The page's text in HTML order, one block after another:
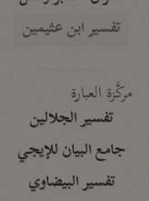
تفسير ابن عثيمين
مركَّزة العبارة
تفسير الجلالين
جامع البيان للإيجي
تفسير البيضاوي